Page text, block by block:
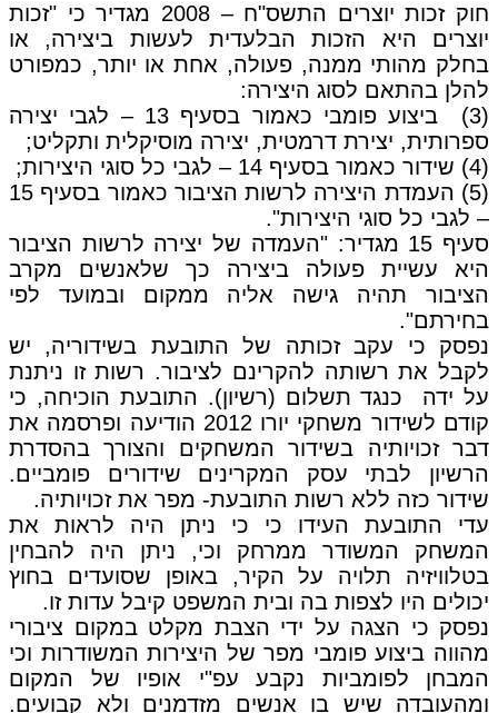
חוק זכות יוצרים התשס"ח – 2008 מגדיר כי "זכות
יוצרים היא הזכות הבלעדית לעשות ביצירה, או
בחלק מהותי ממנה, פעולה, אחת או יותר, כמפורט
להלן בהתאם לסוג היצירה:
(3) ביצוע פומבי כאמור בסעיף 13 – לגבי יצירה
ספרותית, יצירת דרמטית, יצירה מוסיקלית ותקליט;
(4) שידור כאמור בסעיף 14 – לגבי כל סוגי היצירות;
(5) העמדת היצירה לרשות הציבור כאמור בסעיף 15
– לגבי כל סוגי היצירות".
סעיף 15 מגדיר: "העמדה של יצירה לרשות הציבור
היא עשיית פעולה ביצירה כך שלאנשים מקרב
הציבור תהיה גישה אליה ממקום ובמועד לפי
בחירתם".
נפסק כי עקב זכותה של התובעת בשידוריה, יש
לקבל את רשותה להקרינם לציבור. רשות זו ניתנת
על ידה כנגד תשלום (רשיון). התובעת הוכיחה, כי
קודם לשידור משחקי יורו 2012 הודיעה ופרסמה את
דבר זכויותיה בשידור המשחקים והצורך בהסדרת
הרשיון לבתי עסק המקרינים שידורים פומביים.
שידור כזה ללא רשות התובעת- מפר את זכויותיה.
עדי התובעת העידו כי כי ניתן היה לראות את
המשחק המשודר ממרחק וכי, ניתן היה להבחין
בטלוויזיה תלויה על הקיר, באופן שסועדים בחוץ
יכולים היו לצפות בה ובית המשפט קיבל עדות זו.
נפסק כי הצגה על ידי הצבת מקלט במקום ציבורי
מהווה ביצוע פומבי מפר של היצירות המשודרות וכי
המבחן לפומביות נקבע עפ"י אופיו של המקום
ומהעובדה שיש בו אנשים מזדמנים ולא קבועים.